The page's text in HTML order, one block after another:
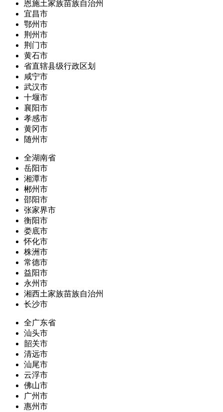
恩施土家族苗族自治州
宜昌市
鄂州市
荆州市
荆门市
黄石市
省直辖县级行政区划
咸宁市
武汉市
十堰市
襄阳市
孝感市
黄冈市
随州市
全湖南省
岳阳市
湘潭市
郴州市
邵阳市
张家界市
衡阳市
娄底市
怀化市
株洲市
常德市
益阳市
永州市
湘西土家族苗族自治州
长沙市
全广东省
汕头市
韶关市
清远市
汕尾市
云浮市
佛山市
广州市
惠州市